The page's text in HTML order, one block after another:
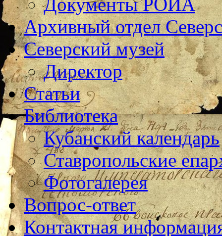
Архивный отдел
Северский музей
Директор
Статьи
Библиотека
Кубанский календарь
Ставропольские
Фотогалерея
Вопрос-ответ
Контактная